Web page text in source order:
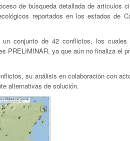
de búsqueda detallada de artículos
reportados en los estados de
conjunto de 42 conflictos, los cuales
PRELIMINAR, ya que aún no finaliza el
su análisis en colaboración con
alternativas de solución.